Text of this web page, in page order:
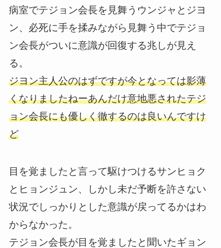
病室でテジョン会長を見舞うウンジャとジヨ
ン、必死に手を揉みながら見舞う中でテジョ
ン会長がついに意識が回復する兆しが見え
る。
ジヨン主人公のはずですが今となっては影薄
くなりましたねーあんだけ意地悪されたテジ
ョン会長にも優しく徹するのは良いんですけ
ど
目を覚ましたと言って駆けつけるサンヒョク
とヒョンジュン、しかし未だ予断を許さない
状況でしっかりとした意識が戻ってるかはわ
からなかった。
テジョン会長が目を覚ましたと聞いたギョン